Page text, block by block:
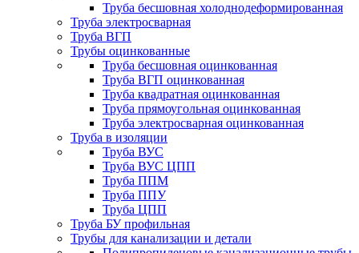
Труба бесшовная холоднодеформированная
Труба электросварная
Труба ВГП
Трубы оцинкованные
Труба бесшовная оцинкованная
Труба ВГП оцинкованная
Труба квадратная оцинкованная
Труба прямоугольная оцинкованная
Труба электросварная оцинкованная
Труба в изоляции
Труба ВУС
Труба ВУС ЦПП
Труба ППМ
Труба ППУ
Труба ЦПП
Труба БУ профильная
Трубы для канализации и детали